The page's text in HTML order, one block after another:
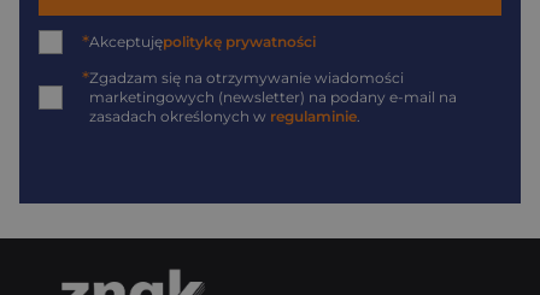
*Akceptujępolitykę prywatności
*Zgadzam się na otrzymywanie wiadomości
marketingowych (newsletter) na podany e-mail na
zasadach określonych w regulaminie.